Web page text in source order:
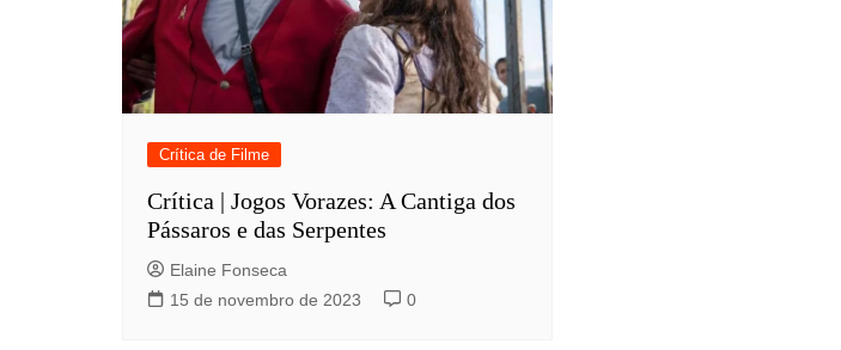
Crítica de Filme
Crítica | Jogos Vorazes: A Cantiga dos
Pássaros e das Serpentes
Elaine Fonseca
15 de novembro de 2023
0